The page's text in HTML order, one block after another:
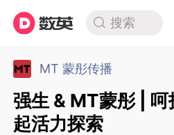
搜索
MT 蒙彤传播
强生 & MT蒙彤 |
起活力探索